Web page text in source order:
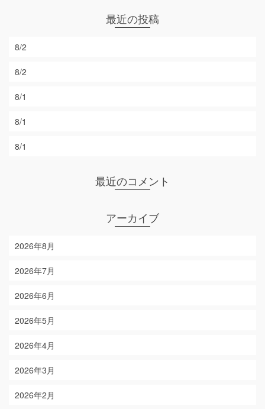
最近の投稿
8/2
8/2
8/1
8/1
8/1
最近のコメント
アーカイブ
2026年8月
2026年7月
2026年6月
2026年5月
2026年4月
2026年3月
2026年2月